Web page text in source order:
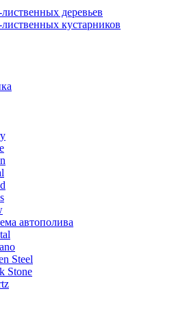
деревьев
кустарников
автополива
Steel
Stone